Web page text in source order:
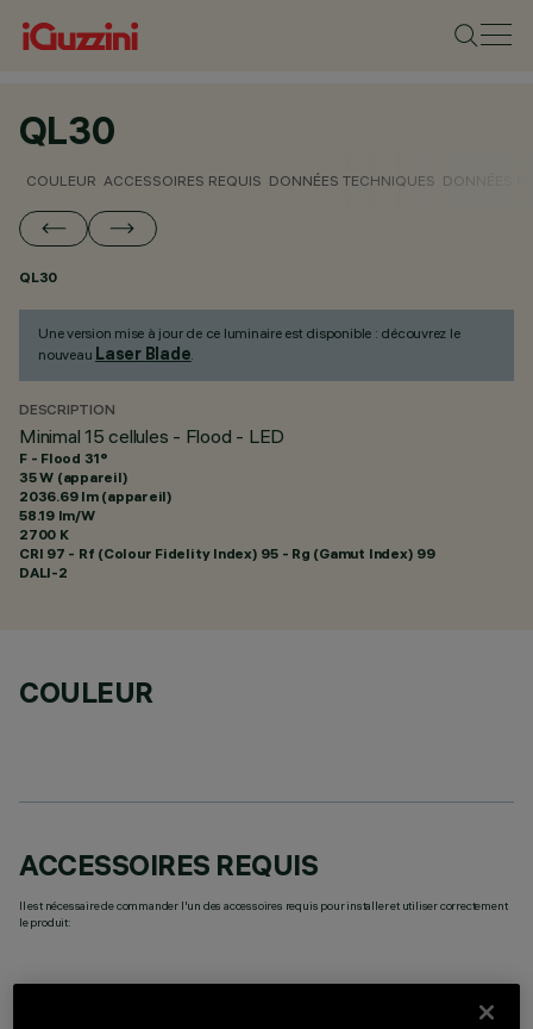
QL30
COULEUR ACCESSOIRES REQUIS DONNÉES TECHNIQUES DONNÉES
QL30
Une version mise à jour de ce luminaire est disponible : découvrez le
nouveau Laser Blade.
DESCRIPTION
Minimal 15 cellules - Flood - LED
F - Flood 31°
35 W (appareil)
2036.69 lm (appareil)
58.19 lm/W
2700 K
CRI 97 - Rf (Colour Fidelity Index) 95 - Rg (Gamut Index) 99
DALI-2
COULEUR
ACCESSOIRES REQUIS
Il est nécessaire de commander l'un des accessoires requis pour installer et utiliser correctement
le produit: